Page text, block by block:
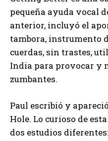
pequeña ayuda vocal
anterior, incluyó el
tambora, instrumento
cuerdas, sin trastes,
India para provocar y
zumbantes.
Paul escribió y
Hole. Lo curioso de
dos estudios